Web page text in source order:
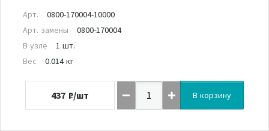
Арт.
0800-170004-10000
Арт. замены
0800-170004
В узле
1 шт.
Вес
0.014 кг
437 ₽/шт В корзину